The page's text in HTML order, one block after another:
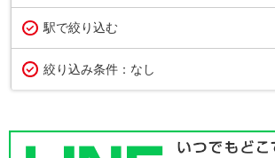
駅で絞り込む
絞り込み条件： なし